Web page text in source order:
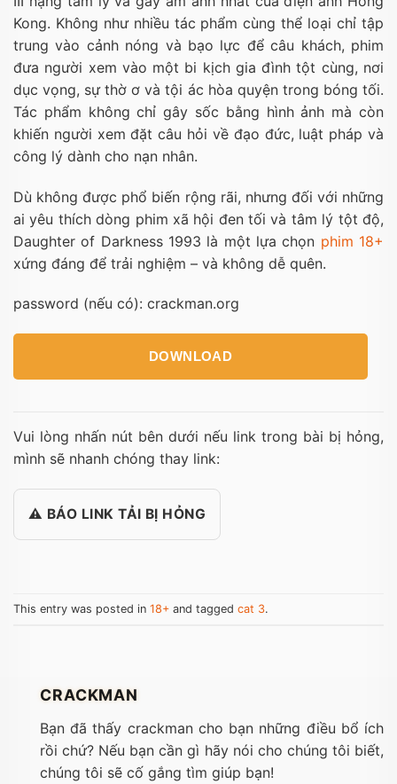
Kong. Không như nhiều tác phẩm cùng thể loại chỉ tập
trung vào cảnh nóng và bạo lực để câu khách, phim
đưa người xem vào một bi kịch gia đình tột cùng, nơi
dục vọng, sự thờ ơ và tội ác hòa quyện trong bóng tối.
Tác phẩm không chỉ gây sốc bằng hình ảnh mà còn
khiến người xem đặt câu hỏi về đạo đức, luật pháp và
công lý dành cho nạn nhân.
Dù không được phổ biến rộng rãi, nhưng đối với những
ai yêu thích dòng phim xã hội đen tối và tâm lý tột độ,
Daughter of Darkness 1993 là một lựa chọn phim 18+
xứng đáng để trải nghiệm – và không dễ quên.
password (nếu có): crackman.org
DOWNLOAD
Vui lòng nhấn nút bên dưới nếu link trong bài bị hỏng,
mình sẽ nhanh chóng thay link:
⚠️ BÁO LINK TẢI BỊ HỎNG
This entry was posted in 18+ and tagged cat 3.
CRACKMAN
Bạn đã thấy crackman cho bạn những điều bổ ích
rồi chứ? Nếu bạn cần gì hãy nói cho chúng tôi biết,
chúng tôi sẽ cố gắng tìm giúp bạn!